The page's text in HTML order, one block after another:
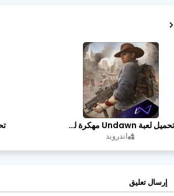
تحميل لعبة Undawn مهكرة للأندرويد أخر إصدار | تحميل مباشر + موارد غير محدودة
اندرويد
إرسال تعليق